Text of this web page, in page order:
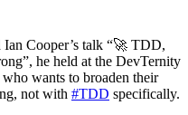
Cooper’s talk “🚀 TDD,
he held at the DevTernity
wants to broaden their
not with #TDD specifically.